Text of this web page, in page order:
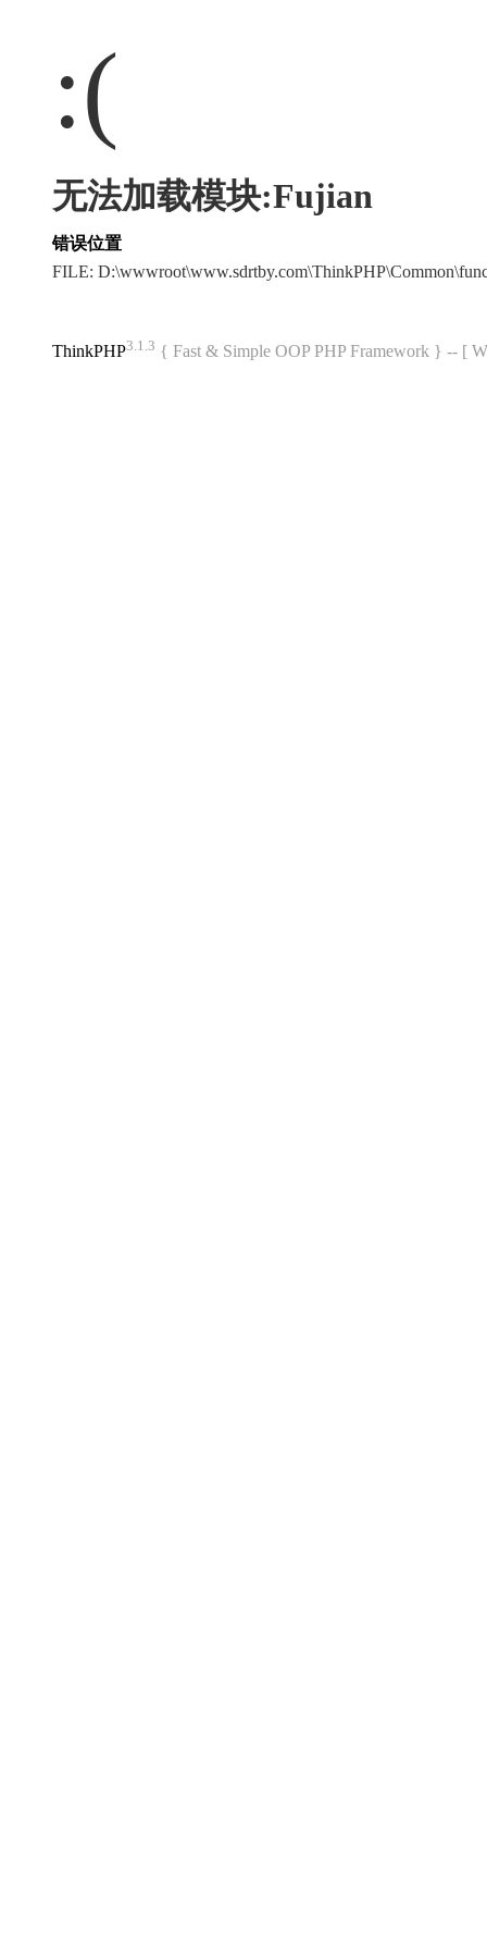
:(
无法加载模块:Fujian
错误位置
FILE:
ThinkPHP3.1.3 { Fast & Simple OOP PHP Framework } -- [